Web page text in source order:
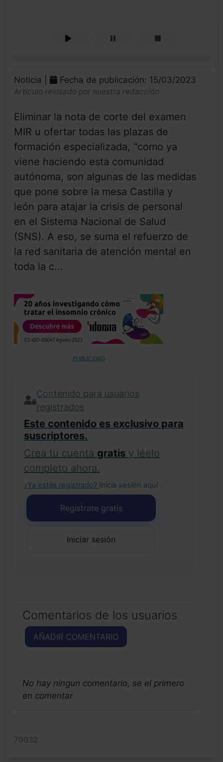
Noticia | Fecha de publicación: 15/03/2023
Artículo revisado por nuestra redacción
Eliminar la nota de corte del examen
MIR u ofertar todas las plazas de
formación especializada, "como ya
viene haciendo esta comunidad
autónoma, son algunas de las medidas
que pone sobre la mesa Castilla y
león para atajar la crisis de personal
en el Sistema Nacional de Salud
(SNS). A eso, se suma el refuerzo de
la red sanitaria de atención mental en
toda la c...
PUBLICIDAD
Contenido para usuarios
registrados
Este contenido es exclusivo para
suscriptores.
Crea tu cuenta gratis y léelo
completo ahora.
¿Ya estás registrado? Inicia sesión aquí .
Regístrate gratis
Iniciar sesión
Comentarios de los usuarios
AÑADIR COMENTARIO
No hay ningun comentario, se el primero
en comentar
70032